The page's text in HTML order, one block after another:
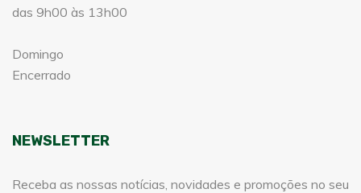
das 9h00 às 13h00
Domingo
Encerrado
NEWSLETTER
Receba as nossas notícias, novidades e promoções no seu